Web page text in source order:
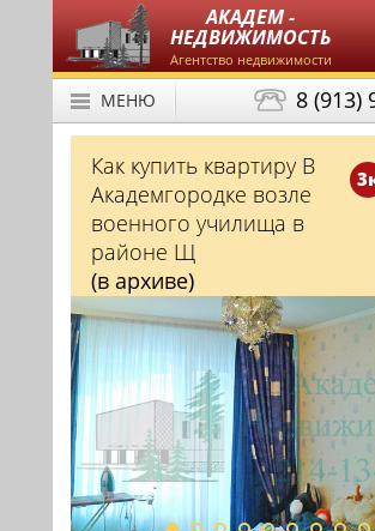
АКАДЕМ -
НЕДВИЖИМОСТЬ
Агентство недвижимости
8 (913)
МЕНЮ
Как купить квартиру В
Академгородке возле
военного училища в
районе Щ
(в архиве)